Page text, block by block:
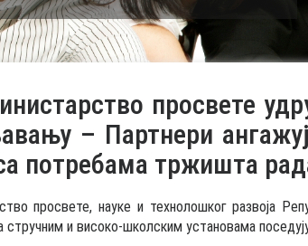
просвете
– Партнери
потребама тржишта
просвете, науке и технолошког развоја
стручним и високо-школским установама